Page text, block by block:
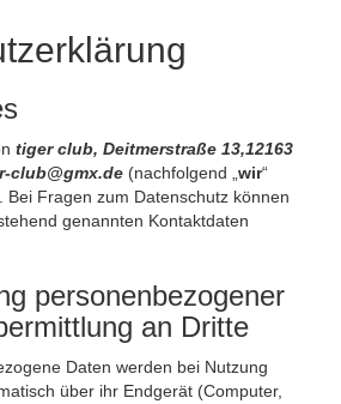
tiger club, Deitmerstraße 13,12163
club@gmx.de (nachfolgend „ wir“
Bei Fragen zum Datenschutz können
genannten Kontaktdaten
personenbezogener
an Dritte
Daten werden bei Nutzung
über ihr Endgerät (Computer,